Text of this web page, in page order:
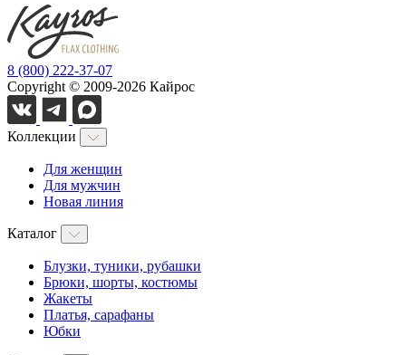
8 (800) 222-37-07
Copyright © 2009-2026 Кайрос
Коллекции
Для женщин
Для мужчин
Новая линия
Каталог
Блузки, туники, рубашки
Брюки, шорты, костюмы
Жакеты
Платья, сарафаны
Юбки